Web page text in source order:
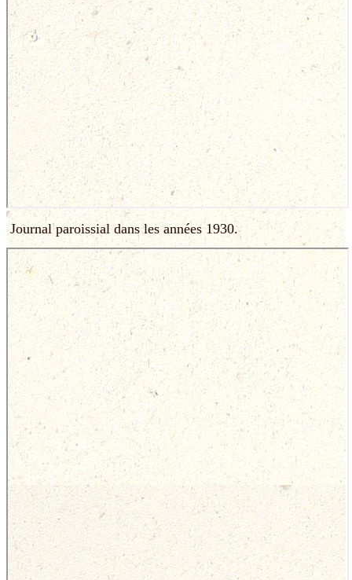
Journal paroissial dans les années 1930.